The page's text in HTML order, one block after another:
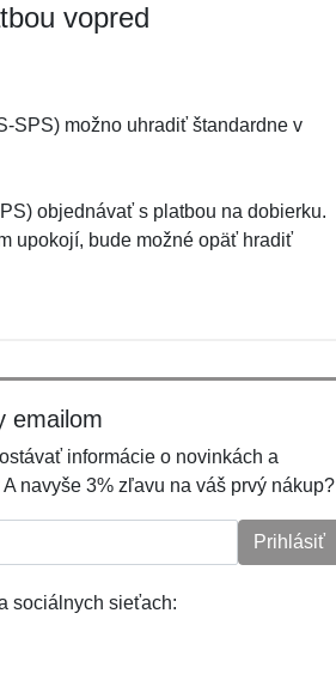
vopred
SPS) možno uhradiť štandardne v
objednávať s platbou na dobierku.
upokojí, bude možné opäť hradiť
emailom
informácie o novinkách a
navyše 3% zľavu na váš prvý nákup?
Prihlásiť
sociálnych sieťach: